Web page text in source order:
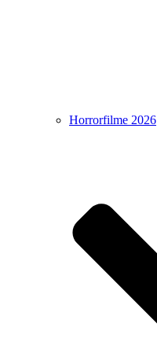
Horrorfilme 2026